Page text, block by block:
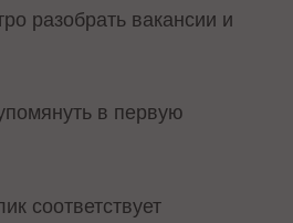
разобрать вакансии и
в первую
соответствует